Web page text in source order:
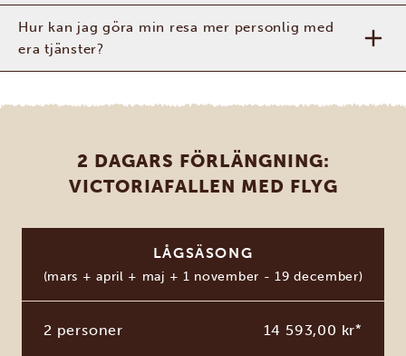
Hur kan jag göra min resa mer personlig med
era tjänster?
2 DAGARS FÖRLÄNGNING:
VICTORIAFALLEN MED FLYG
LÅGSÄSONG
(mars + april + maj + 1 november - 19 december)
2 personer 14 593,00 kr*